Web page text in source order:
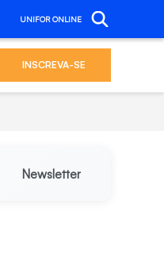
UNIFOR ONLINE
INSCREVA-SE
Newsletter